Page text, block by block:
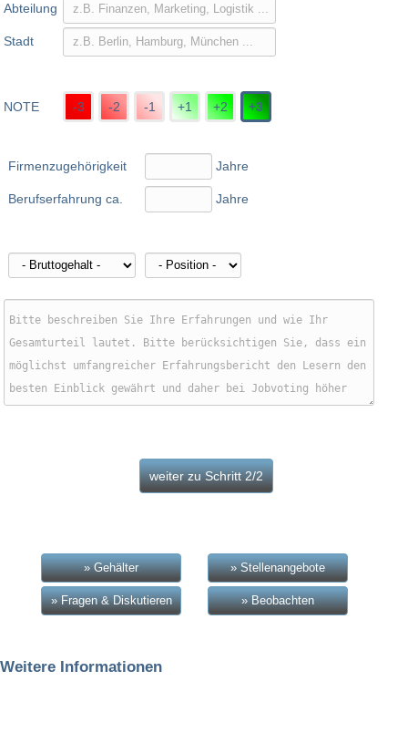
Abteilung
Stadt
NOTE -3 -2 -1 +1 +2 +3
Firmenzugehörigkeit
Berufserfahrung ca.
Jahre
Jahre
» Gehälter » Stellenangebote
» Fragen & Diskutieren » Beobachten
Weitere Informationen